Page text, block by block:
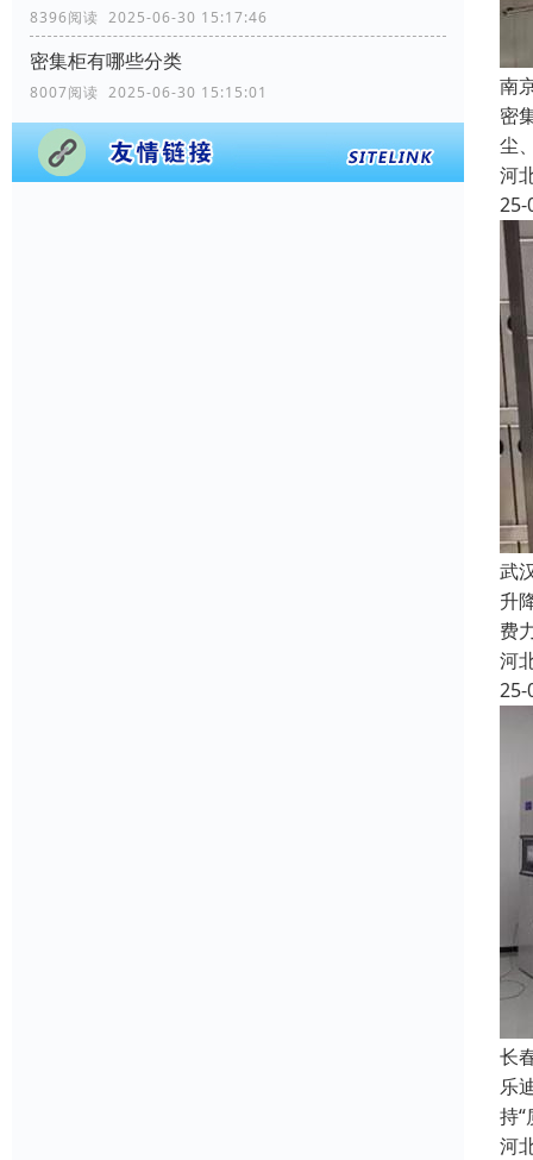
8396阅读 2025-06-30 15:17:46
密集柜有哪些分类
8007阅读 2025-06-30 15:15:01
南
密
尘
河
25-
武
升
费
河
25-
长
乐
持
河